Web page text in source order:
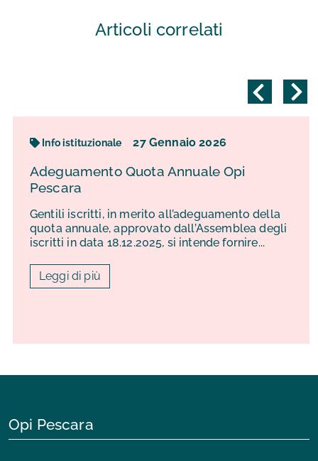
Articoli correlati
Info istituzionale 27 Gennaio 2026
Adeguamento Quota Annuale Opi
Pescara
Gentili iscritti, in merito all’adeguamento della
quota annuale, approvato dall’Assemblea degli
iscritti in data 18.12.2025, si intende fornire...
Leggi di più
Opi Pescara